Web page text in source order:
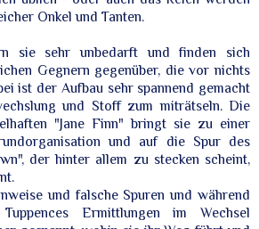
Onkel und Tanten.
sie sehr unbedarft und finden sich
Gegnern gegenüber, die vor nichts
ist der Aufbau sehr spannend gemacht
und Stoff zum miträtseln. Die
"Jane Finn" bringt sie zu einer
und auf die Spur des
der hinter allem zu stecken scheint,
und falsche Spuren und während
Ermittlungen im Wechsel